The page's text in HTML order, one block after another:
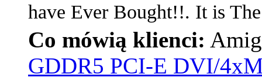
have Ever Bought!!. It is
Co mówią klienci:
GDDR5 PCI-E DVI/